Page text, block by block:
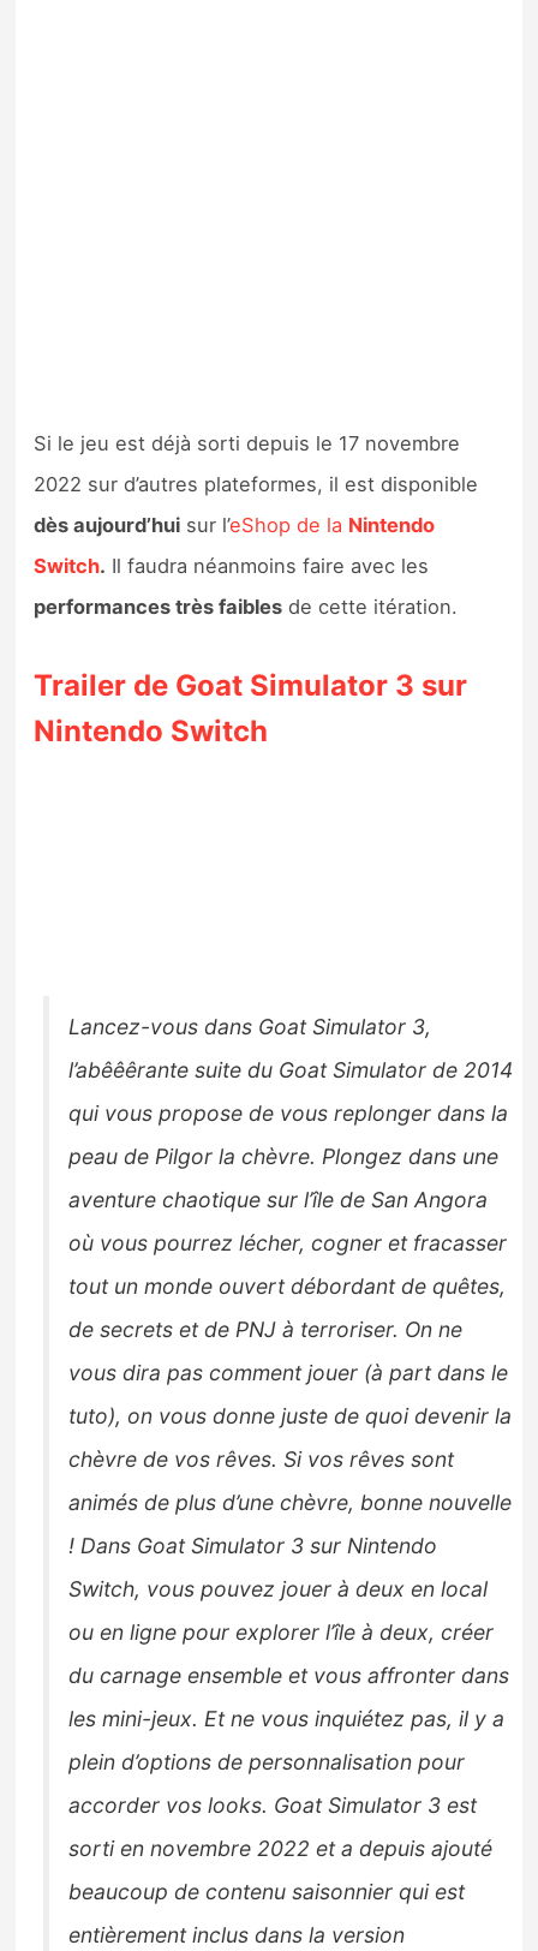
Si le jeu est déjà sorti depuis le 17 novembre
2022 sur d’autres plateformes, il est disponible
dès aujourd’hui sur l’eShop de la Nintendo
Switch. Il faudra néanmoins faire avec les
performances très faibles de cette itération.
Trailer de Goat Simulator 3 sur
Nintendo Switch
Lancez-vous dans Goat Simulator 3,
l’abêêêrante suite du Goat Simulator de 2014
qui vous propose de vous replonger dans la
peau de Pilgor la chèvre. Plongez dans une
aventure chaotique sur l’île de San Angora
où vous pourrez lécher, cogner et fracasser
tout un monde ouvert débordant de quêtes,
de secrets et de PNJ à terroriser. On ne
vous dira pas comment jouer (à part dans le
tuto), on vous donne juste de quoi devenir la
chèvre de vos rêves. Si vos rêves sont
animés de plus d’une chèvre, bonne nouvelle
! Dans Goat Simulator 3 sur Nintendo
Switch, vous pouvez jouer à deux en local
ou en ligne pour explorer l’île à deux, créer
du carnage ensemble et vous affronter dans
les mini-jeux. Et ne vous inquiétez pas, il y a
plein d’options de personnalisation pour
accorder vos looks. Goat Simulator 3 est
sorti en novembre 2022 et a depuis ajouté
beaucoup de contenu saisonnier qui est
entièrement inclus dans la version